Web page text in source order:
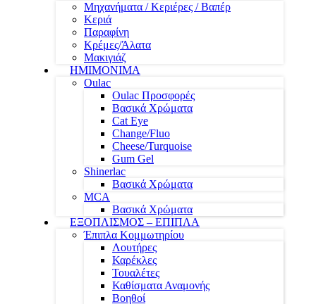
Μηχανήματα / Κεριέρες / Βαπέρ
Κεριά
Παραφίνη
Κρέμες/Άλατα
Μακιγιάζ
ΗΜΙΜΟΝΙΜΑ
Oulac
Oulac Προσφορές
Βασικά Χρώματα
Cat Eye
Change/Fluo
Cheese/Turquoise
Gum Gel
Shinerlac
Βασικά Χρώματα
MCA
Βασικά Χρώματα
ΕΞΟΠΛΙΣΜΟΣ – ΕΠΙΠΛΑ
Έπιπλα Κομμωτηρίου
Λουτήρες
Καρέκλες
Τουαλέτες
Καθίσματα Αναμονής
Βοηθοί